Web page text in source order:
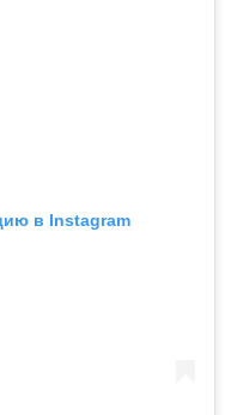
в Instagram